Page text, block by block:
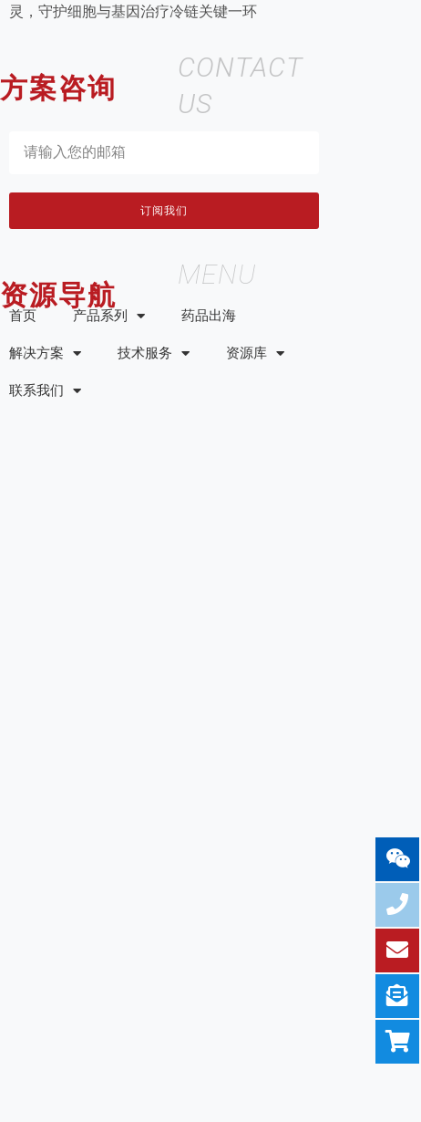
灵，守护细胞与基因治疗冷链关键一环
方案咨询
CONTACT
US
订阅我们
资源导航
MENU
首页 产品系列 药品出海
解决方案 技术服务 资源库
联系我们